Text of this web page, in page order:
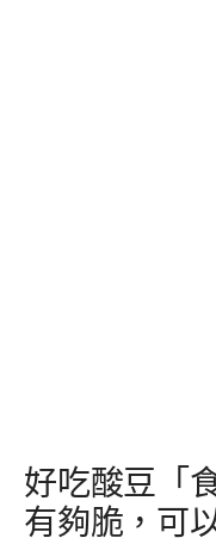
好吃酸豆「
有夠脆，可